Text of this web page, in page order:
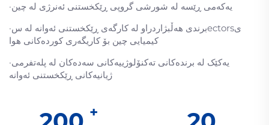
·یەکەمی ڕێسە لە شورشی گروپی ڕێکخستنی ئەنرژی لە چین
·برندی هەڵبژاردراو لە کارگەی ڕێکخستنی ئەوانە لە سectorsی
کیمیایی چین بۆ کاریگەری کوردەکانی هوا
·یەکێک لە برندەکانی تەکنۆلوژییەکانی سەدەکان لە پلەتفرمی
ژیانیەکانی ڕێکخستنی ئەوانە